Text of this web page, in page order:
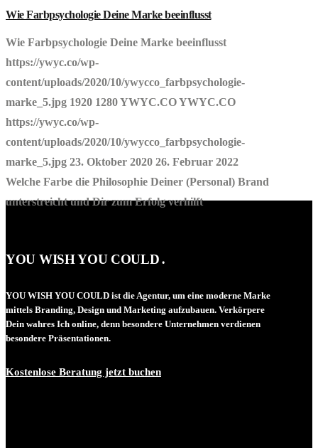
Wie Farbpsychologie Deine Marke beeinflusst
Wie Farbpsychologie Deine Marke beeinflusst
https://ywyc.co/wp-
content/uploads/2020/10/ywycco_farbpsychologie-
marke_5.jpg 1920 1280YWYC.COYWYC.CO
https://ywyc.co/wp-
content/uploads/2020/10/ywycco_farbpsychologie-
marke_5.jpg 23. Oktober 2020 26. Februar 2022
Welche Farbe die Philosophie Deiner (Personal) Brand
unterstreicht und Dir zum Erfolg verhilft
YOU WISH YOU COULD․
YOU WISH YOU COULD ist die Agentur, um eine moderne Marke
mittels Branding, Design und Marketing aufzubauen. Verkörpere
Dein wahres Ich online, denn besondere Unternehmen verdienen
besondere Präsentationen.
Kostenlose Beratung jetzt buchen